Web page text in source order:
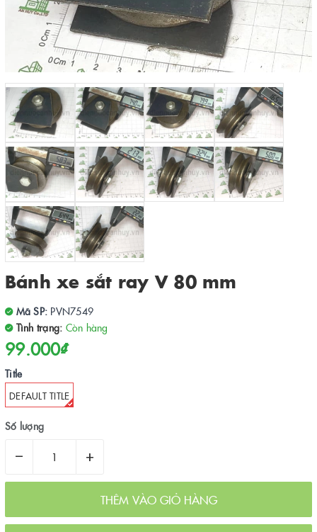
Bánh xe sắt ray V 80 mm
Mã SP: PVN7549
Tình trạng: Còn hàng
99.000₫
Title
DEFAULT TITLE
Số lượng
– +
THÊM VÀO GIỎ HÀNG